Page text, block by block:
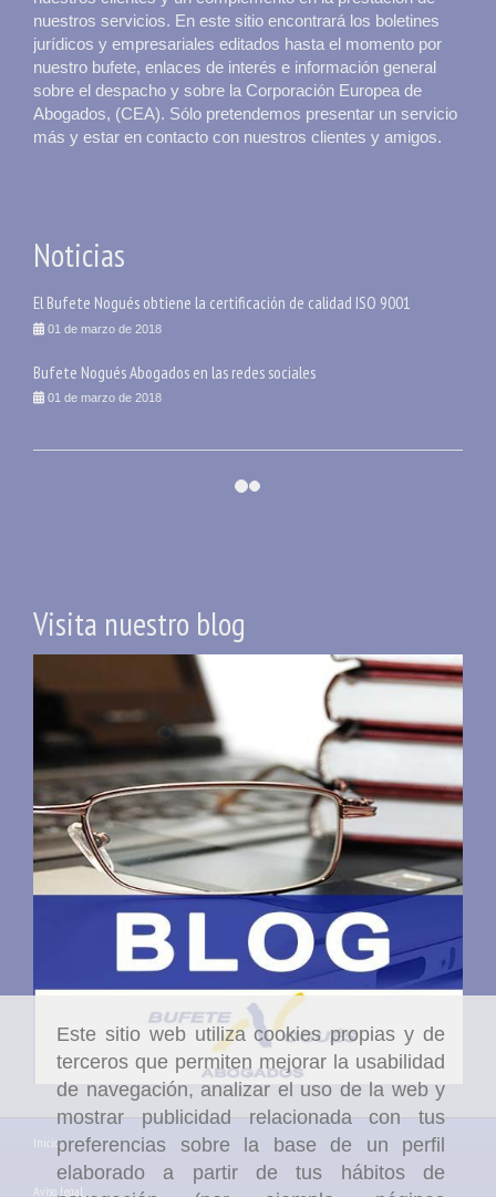
Este sitio web utiliza cookies propias y de
terceros que permiten mejorar la usabilidad
de navegación, analizar el uso de la web y
mostrar publicidad relacionada con tus
preferencias sobre la base de un perfil
elaborado a partir de tus hábitos de
nuestros servicios. En este sitio encontrará los boletines
jurídicos y empresariales editados hasta el momento por
nuestro bufete, enlaces de interés e información general
sobre el despacho y sobre la Corporación Europea de
Abogados, (CEA). Sólo pretendemos presentar un servicio
más y estar en contacto con nuestros clientes y amigos.
Noticias
El Bufete Nogués obtiene la certificación de calidad ISO 9001
01 de marzo de 2018
Bufete Nogués Abogados en las redes sociales
01 de marzo de 2018
Visita nuestro blog
Inicio
Aviso Legal